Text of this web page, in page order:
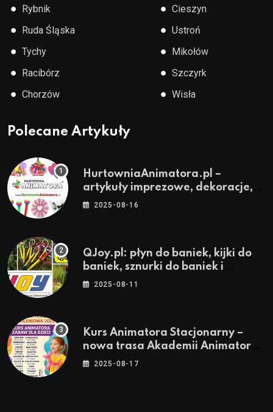
● Rybnik
● Ruda Śląska
● Tychy
● Racibórz
● Chorzów
● Cieszyn
● Ustroń
● Mikołów
● Szczyrk
● Wisła
Polecane Artykuły
HurtowniaAnimatora.pl –
artykuły imprezowe, dekoracje,
stroje i akcesoria dla animatorów
2025-08-16
QJoy.pl: płyn do baniek, kijki do
baniek, sznurki do baniek i
zestawy do baniek
2025-08-11
Kurs Animatora Stacjonarny –
nowa trasa Akademii Animatora
– jesień 2025
2025-08-17